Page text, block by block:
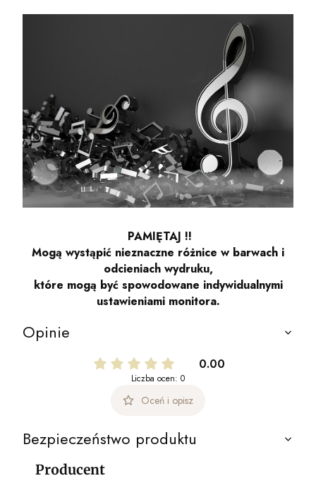
PAMIĘTAJ !!
Mogą wystąpić nieznaczne różnice w barwach i
odcieniach wydruku,
które mogą być spowodowane indywidualnymi
ustawieniami monitora.
Opinie
0.00
Liczba ocen: 0
Oceń i opisz
Bezpieczeństwo produktu
Producent